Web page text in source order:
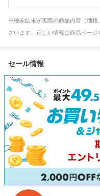
※検索結果が実際の商品内容（価格
ざいます。正しい情報は商品ページ
セール情報